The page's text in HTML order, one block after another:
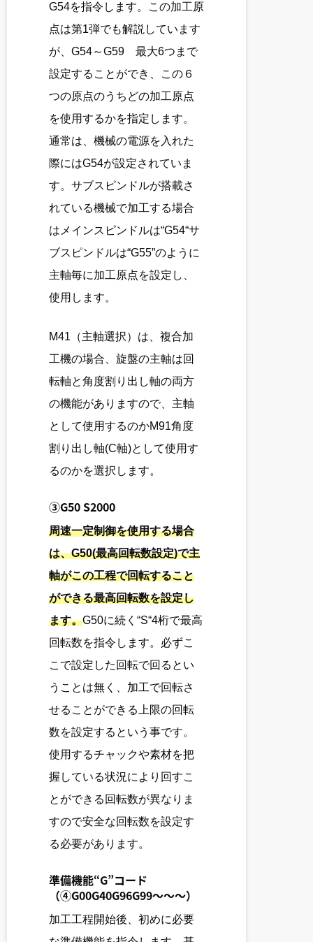
G54を指令します。この加工原
点は第1弾でも解説しています
が、G54～G59 最大6つまで
設定することができ、この６
つの原点のうちどの加工原点
を使用するかを指定します。
通常は、機械の電源を入れた
際にはG54が設定されていま
す。サブスピンドルが搭載さ
れている機械で加工する場合
はメインスピンドルは“G54“サ
ブスピンドルは“G55”のように
主軸毎に加工原点を設定し、
使用します。
M41（主軸選択）は、複合加
工機の場合、旋盤の主軸は回
転軸と角度割り出し軸の両方
の機能がありますので、主軸
として使用するのかM91角度
割り出し軸(C軸)として使用す
るのかを選択します。
③G50 S2000
周速一定制御を使用する場合
は、G50(最高回転数設定)で主
軸がこの工程で回転すること
ができる最高回転数を設定し
ます。G50に続く“S“4桁で最高
回転数を指令します。必ずこ
こで設定した回転で回るとい
うことは無く、加工で回転さ
せることができる上限の回転
数を設定するという事です。
使用するチャックや素材を把
握している状況により回すこ
とができる回転数が異なりま
すので安全な回転数を設定す
る必要があります。
準備機能“G”コード
（④G00G40G96G99～～～）
加工工程開始後、初めに必要